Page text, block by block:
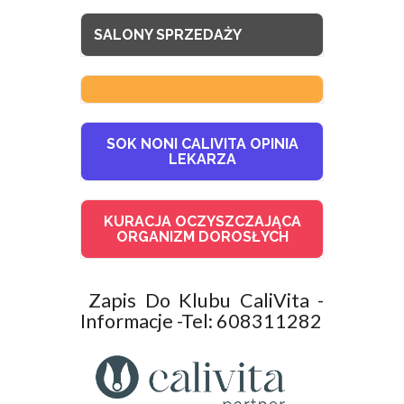
SALONY SPRZEDAŻY
SOK NONI CALIVITA OPINIA
LEKARZA
KURACJA OCZYSZCZAJĄCA
ORGANIZM DOROSŁYCH
Zapis Do Klubu CaliVita -
Informacje -Tel: 608311282